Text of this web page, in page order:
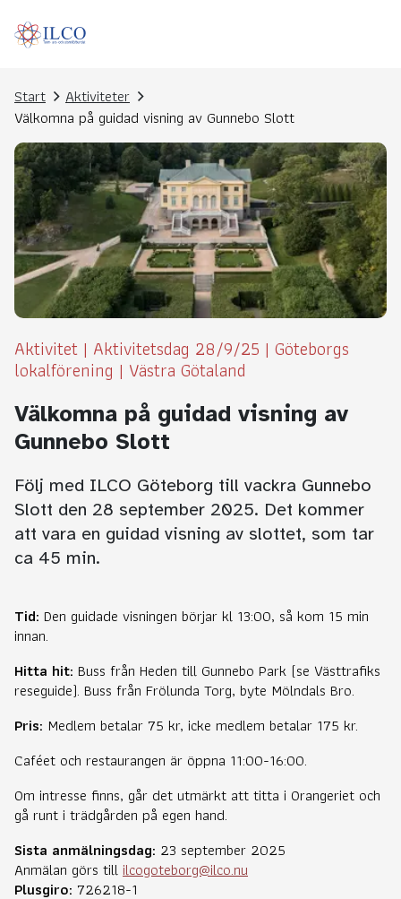
Start
Aktiviteter
Välkomna på guidad visning av Gunnebo Slott
Aktivitet | Aktivitetsdag 28/9/25 | Göteborgs
lokalförening | Västra Götaland
Välkomna på guidad visning av
Gunnebo Slott
Följ med ILCO Göteborg till vackra Gunnebo
Slott den 28 september 2025. Det kommer
att vara en guidad visning av slottet, som tar
ca 45 min.
Tid: Den guidade visningen börjar kl 13:00, så kom 15 min
innan.
Hitta hit: Buss från Heden till Gunnebo Park (se Västtrafiks
reseguide). Buss från Frölunda Torg, byte Mölndals Bro.
Pris: Medlem betalar 75 kr, icke medlem betalar 175 kr.
Caféet och restaurangen är öppna 11:00-16:00.
Om intresse finns, går det utmärkt att titta i Orangeriet och
gå runt i trädgården på egen hand.
Sista anmälningsdag: 23 september 2025
Anmälan görs tillilcogoteborg@ilco.nu
Plusgiro: 726218-1